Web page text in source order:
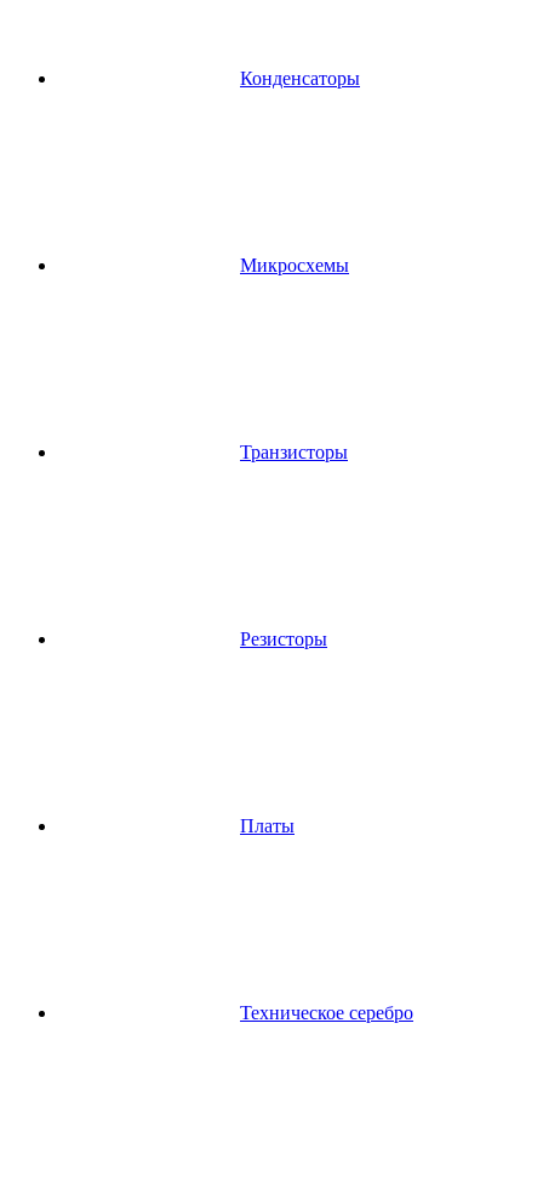
Конденсаторы
Микросхемы
Транзисторы
Резисторы
Платы
Техническое серебро